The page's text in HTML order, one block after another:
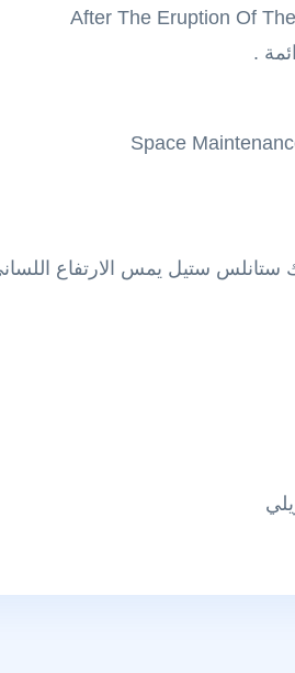
.
ستانلس ستيل يمس الارتفاع